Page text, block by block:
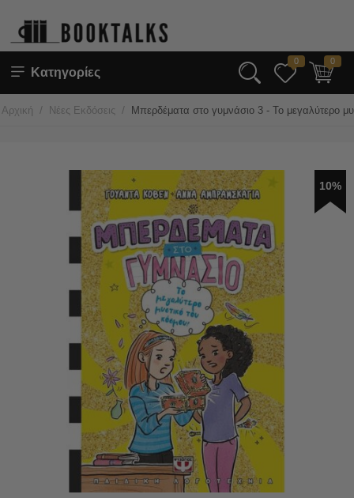
Κατηγορίες
0 0
Αρχική / Νέες Εκδόσεις / Μπερδέματα στο γυμνάσιο 3 - Το μεγαλύτερο
10%